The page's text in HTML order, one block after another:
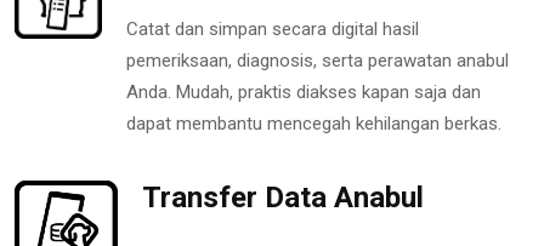
Catat dan simpan secara digital hasil
pemeriksaan, diagnosis, serta perawatan anabul
Anda. Mudah, praktis diakses kapan saja dan
dapat membantu mencegah kehilangan berkas.
Transfer Data Anabul